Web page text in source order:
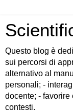
Questo blog è
sui percorsi di
alternativo al
personali; -
docente; -
contesti.